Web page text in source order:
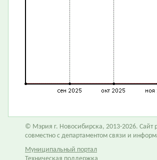
© Мэрия г. Новосибирска, 2013-2026. Сайт
совместно с департаментом связи и
Муниципальный портал